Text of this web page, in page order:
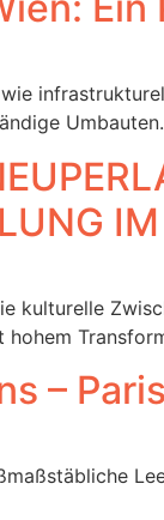
Umbauten.
kulturelle
–